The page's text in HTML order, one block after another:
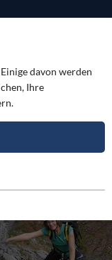
davon werden
Ihre